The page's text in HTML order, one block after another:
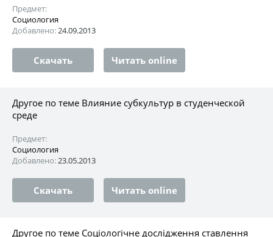
Предмет:
Социология
Добавлено:24.09.2013
Скачать Читать online
Другое по теме Влияние субкультур в студенческой
среде
Предмет:
Социология
Добавлено:23.05.2013
Скачать Читать online
Другое по теме Соціологічне дослідження ставлення